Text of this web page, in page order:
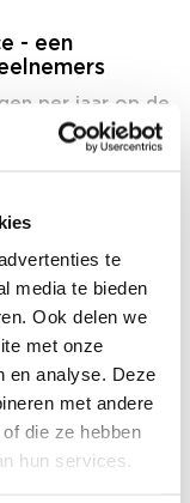
te
media te bieden
Ook delen we
met onze
en analyse. Deze
met andere
die ze hebben
hun services.
- een
per jaar op de
ons nieuws,
In de